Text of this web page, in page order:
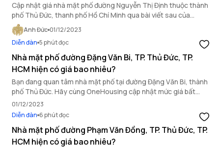
Cập nhật giá nhà mặt phố đường Nguyễn Thị Định thuộc thành
phố Thủ Đức, thanh phố Hồ Chí Minh qua bài viết sau của
OneHousing.
Anh Đức 01/12/2023
Diễn đàn 5 phút đọc
Nhà mặt phố đường Đặng Văn Bi, TP. Thủ Đức, TP.
HCM hiện có giá bao nhiêu?
Bạn đang quan tâm nhà mặt phố tại đường Đặng Văn Bi, thành
phố Thủ Đức. Hãy cùng OneHousing cập nhật mức giá bất
động sản khu vực này qua bài viết dưới đây
01/12/2023
Diễn đàn 6 phút đọc
Nhà mặt phố đường Phạm Văn Đồng, TP. Thủ Đức, TP.
HCM hiện có giá bao nhiêu?